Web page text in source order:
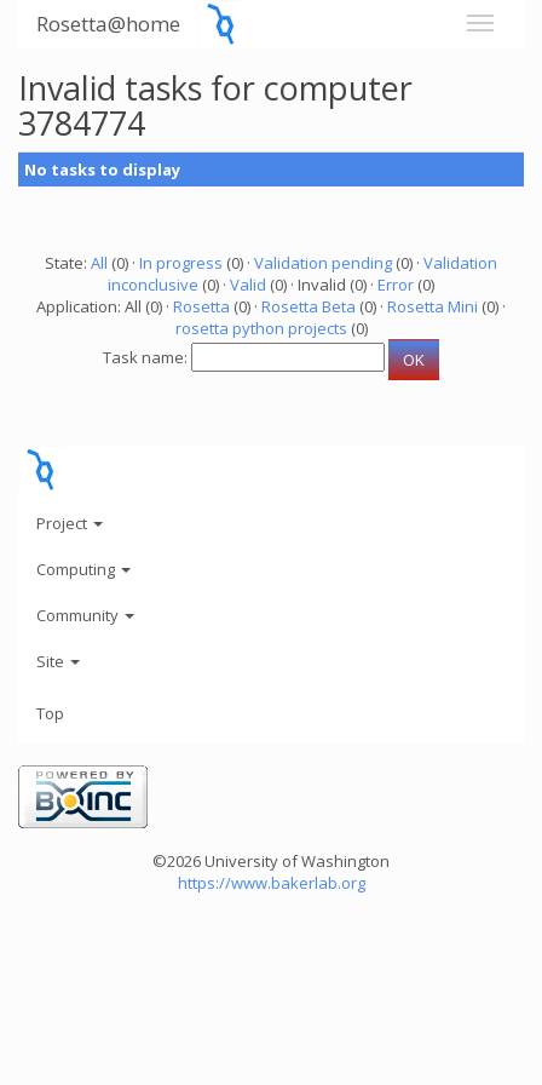
Rosetta@home
Invalid tasks for computer
3784774
No tasks to display
State: All (0) · In progress (0) · Validation pending (0) · Validation
inconclusive (0) · Valid (0) · Invalid (0) · Error (0)
Application: All (0) · Rosetta (0) · Rosetta Beta (0) · Rosetta Mini (0) ·
rosetta python projects (0)
Task name:
Project
Computing
Community
Site
Top
©2026 University of Washington
https://www.bakerlab.org